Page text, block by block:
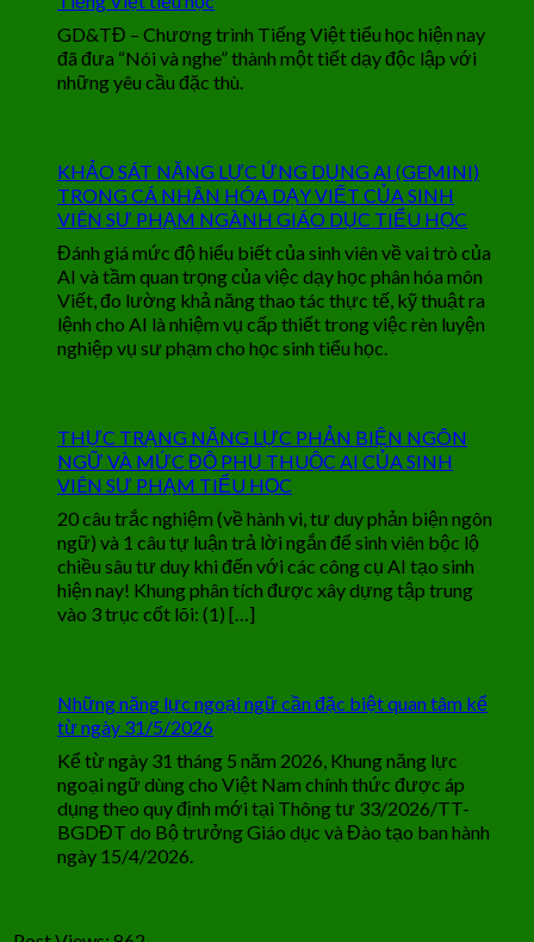
GD&TĐ – Chương trình Tiếng Việt tiểu học hiện nay
đã đưa “Nói và nghe” thành một tiết dạy độc lập với
những yêu cầu đặc thù.
KHẢO SÁT NĂNG LỰC ỨNG DỤNG AI (GEMINI)
TRONG CÁ NHÂN HÓA DẠY VIẾT CỦA SINH
VIÊN SƯ PHẠM NGÀNH GIÁO DỤC TIỂU HỌC
Đánh giá mức độ hiểu biết của sinh viên về vai trò của
AI và tầm quan trọng của việc dạy học phân hóa môn
Viết, đo lường khả năng thao tác thực tế, kỹ thuật ra
lệnh cho AI là nhiệm vụ cấp thiết trong việc rèn luyện
nghiệp vụ sư phạm cho học sinh tiểu học.
THỰC TRẠNG NĂNG LỰC PHẢN BIỆN NGÔN
NGỮ VÀ MỨC ĐỘ PHỤ THUỘC AI CỦA SINH
VIÊN SƯ PHẠM TIỂU HỌC
20 câu trắc nghiệm (về hành vi, tư duy phản biện ngôn
ngữ) và 1 câu tự luận trả lời ngắn để sinh viên bộc lộ
chiều sâu tư duy khi đến với các công cụ AI tạo sinh
hiện nay! Khung phân tích được xây dựng tập trung
vào 3 trục cốt lõi: (1) […]
Những năng lực ngoại ngữ cần đặc biệt quan tâm kể
từ ngày 31/5/2026
Kể từ ngày 31 tháng 5 năm 2026, Khung năng lực
ngoại ngữ dùng cho Việt Nam chính thức được áp
dụng theo quy định mới tại Thông tư 33/2026/TT-
BGDĐT do Bộ trưởng Giáo dục và Đào tạo ban hành
ngày 15/4/2026.